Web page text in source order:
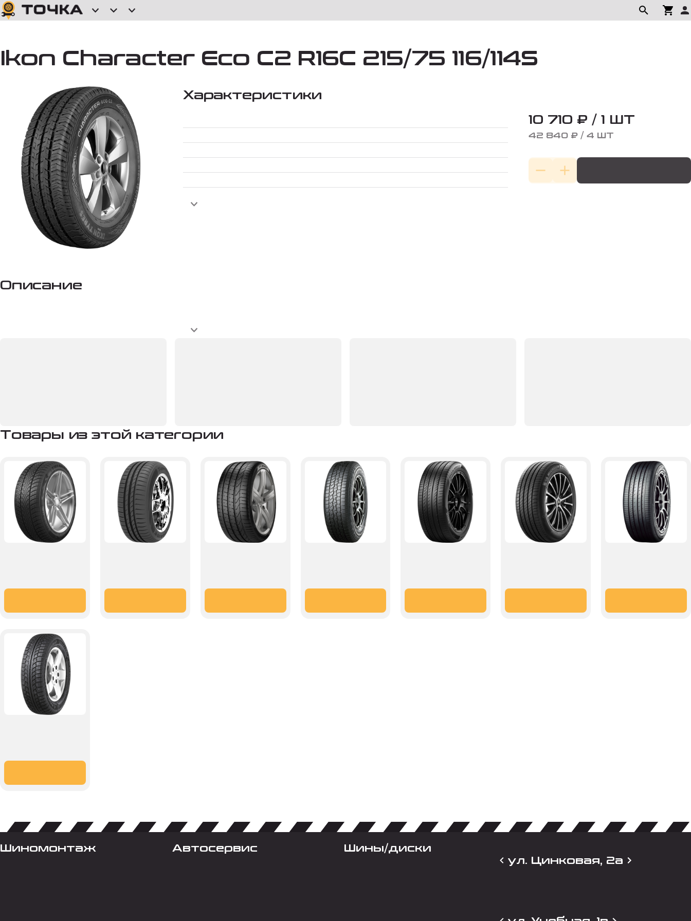
Ikon Character Eco C2 R16C 215/75 116/114S
Характеристики
10 710 ₽ / 1 ШТ
42 840 ₽ / 4 ШТ
Описание
Товары из этой категории
Шиномонтаж Автосервис
Шины/диски
ул. Цинковая, 2а